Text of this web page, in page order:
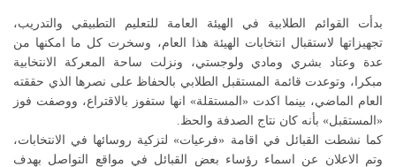
بدأت القوائم الطلابية في الهيئة العامة للتعليم التطبيقي والتدريب،
تجهيزاتها لاستقبال انتخابات الهيئة هذا العام، وسخرت كل ما امكنها من
عدة وعتاد بشري ومادي ولوجستي، ونزلت ساحة المعركة الانتخابية
مبكرا، وتوعدت قائمة المستقبل الطلابي بالحفاظ على نصرها الذي حققته
العام الماضي، بينما اكدت «المستقلة» انها ستفوز بالاقتراع، ووصفت فوز
«المستقبل» بأنه كان نتاج الصدفة والحظ.
كما نشطت القبائل في اقامة «فرعيات» لتزكية روسائها في الانتخابات،
وتم الاعلان عن اسماء رؤساء بعض القبائل في مواقع التواصل بهدف